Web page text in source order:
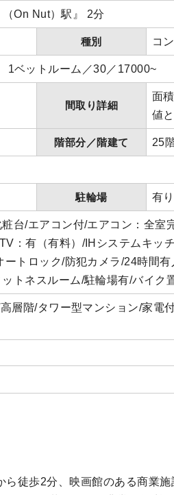
On Nut）駅』 2分
種別 コ
1ベットルーム／30／
間取り詳細
面
値
階部分／階建て 25
駐輪場 有り
台/エアコン付/エアコン：全
：有（有料）/IHシステムキッ
ートロック/防犯カメラ/24時間
トネスルーム/駐輪場有/バイク
層階/タワー型マンション/家電
徒歩2分、映画館のある商業